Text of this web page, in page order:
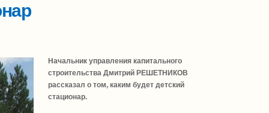
Начальник управления капитального
строительства Дмитрий РЕШЕТНИКОВ
рассказал о том, каким будет детский
стационар.